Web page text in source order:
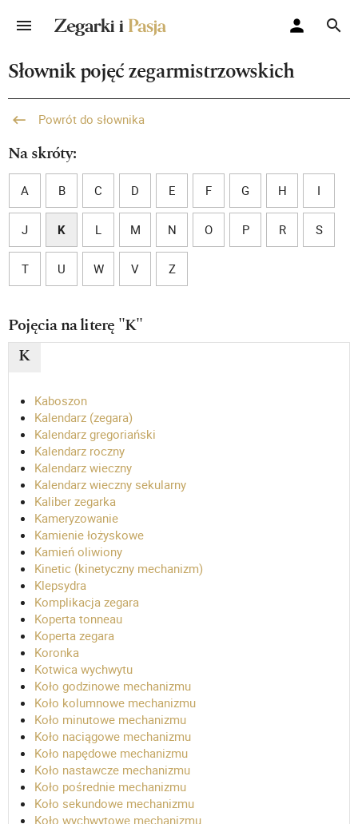
Słownik pojęć zegarmistrzowskich
Powrót do słownika
Na skróty:
A B C D E F G H I
J K L M N O P R S
T U W V Z
Pojęcia na literę "K"
K
Kaboszon
Kalendarz (zegara)
Kalendarz gregoriański
Kalendarz roczny
Kalendarz wieczny
Kalendarz wieczny sekularny
Kaliber zegarka
Kameryzowanie
Kamienie łożyskowe
Kamień oliwiony
Kinetic (kinetyczny mechanizm)
Klepsydra
Komplikacja zegara
Koperta tonneau
Koperta zegara
Koronka
Kotwica wychwytu
Koło godzinowe mechanizmu
Koło kolumnowe mechanizmu
Koło minutowe mechanizmu
Koło naciągowe mechanizmu
Koło napędowe mechanizmu
Koło nastawcze mechanizmu
Koło pośrednie mechanizmu
Koło sekundowe mechanizmu
Koło wychwytowe mechanizmu